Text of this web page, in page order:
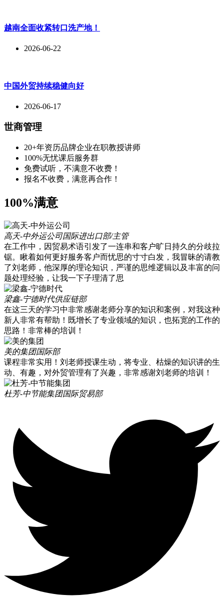
越南全面收紧转口洗产地！
2026-06-22
中国外贸持续稳健向好
2026-06-17
世商管理
20+年资历品牌企业在职教授讲师
100%无忧课后服务群
免费试听，不满意不收费！
报名不收费，满意再合作！
100%满意
高天-中外运公司国际进出口部/主管
在工作中，因贸易术语引发了一连串和客户旷日持久的分歧拉
锯。瞅着如何更好服务客户而忧思的寸寸白发，我冒昧的请教
了刘老师，他深厚的理论知识，严谨的思维逻辑以及丰富的问
题处理经验，让我一下子理清了思
梁鑫-宁德时代供应链部
在这三天的学习中非常感谢老师分享的知识和案例，对我这种
新人非常有帮助！既增长了专业领域的知识，也拓宽的工作的
思路！非常棒的培训！
美的集团国际部
课程非常实用！刘老师授课生动，将专业、枯燥的知识讲的生
动、有趣，对外贸管理有了兴趣，非常感谢刘老师的培训！
杜芳-中节能集团国际贸易部